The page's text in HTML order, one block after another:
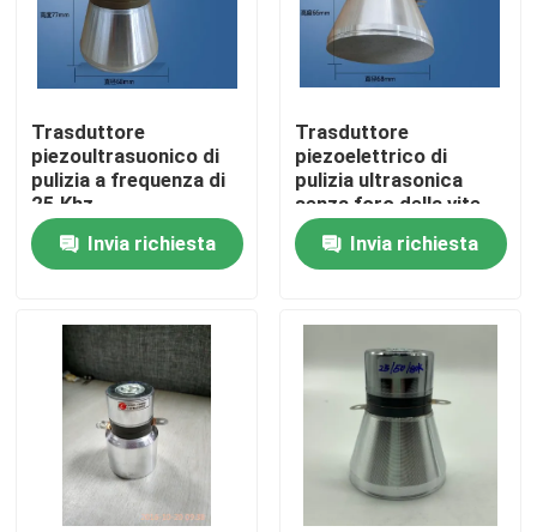
Casa
Prodotti
Circa noi
Giro della fabbrica
Controllo di qualità
Contattici
Trasduttore
piezoultrasuonico di
pulizia a frequenza di
25 Khz
Invia richiesta
Trasduttore
piezoelettrico di
pulizia ultrasonica
senza foro della vite
Invia richiesta